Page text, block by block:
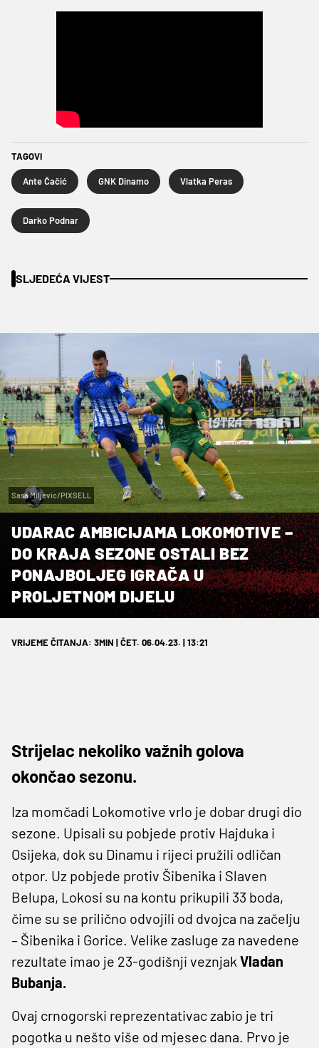
TAGOVI
Ante Čačić GNK Dinamo Vlatka Peras
Darko Podnar
SLJEDEĆA VIJEST
Sasa Miljevic/PIXSELL
UDARAC AMBICIJAMA LOKOMOTIVE –
DO KRAJA SEZONE OSTALI BEZ
PONAJBOLJEG IGRAČA U
PROLJETNOM DIJELU
VRIJEME ČITANJA: 3MIN | ČET. 06.04.23. | 13:21
Strijelac nekoliko važnih golova
okončao sezonu.
Iza momčadi Lokomotive vrlo je dobar drugi dio
sezone. Upisali su pobjede protiv Hajduka i
Osijeka, dok su Dinamu i rijeci pružili odličan
otpor. Uz pobjede protiv Šibenika i Slaven
Belupa, Lokosi su na kontu prikupili 33 boda,
čime su se prilično odvojili od dvojca na začelju
– Šibenika i Gorice. Velike zasluge za navedene
rezultate imao je 23-godišnji veznjak Vladan
Bubanja.
Ovaj crnogorski reprezentativac zabio je tri
pogotka u nešto više od mjesec dana. Prvo je